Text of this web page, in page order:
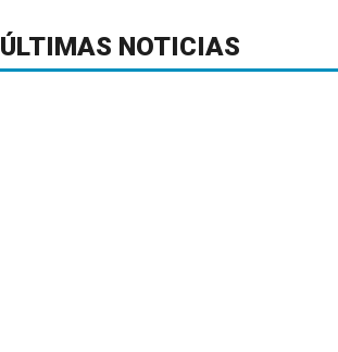
ÚLTIMAS NOTICIAS